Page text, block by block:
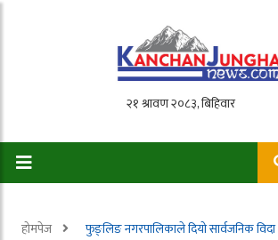
होमपेज फुङ्लिङ नगरपालिकाले दियो सार्वजनिक विदा